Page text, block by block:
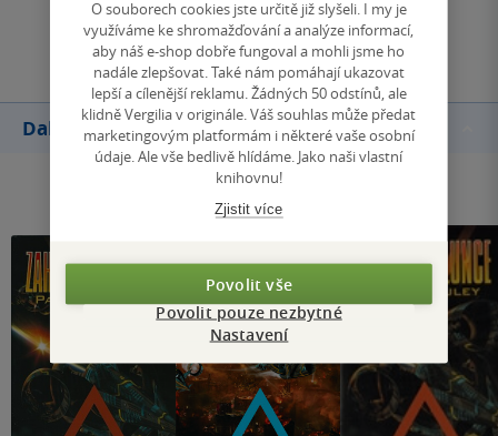
Přidat hodnocení
Další knihy autora
O souborech cookies jste určitě již slyšeli. I my je
využíváme ke shromažďování a analýze informací,
aby náš e-shop dobře fungoval a mohli jsme ho
nadále zlepšovat. Také nám pomáhají ukazovat
lepší a cílenější reklamu. Žádných 50 odstínů, ale
klidně Vergilia v originále. Váš souhlas může předat
marketingovým platformám i některé vaše osobní
údaje. Ale vše bedlivě hlídáme. Jako naši vlastní
knihovnu!
Zjistit více
Povolit vše
Povolit pouze nezbytné
Nastavení